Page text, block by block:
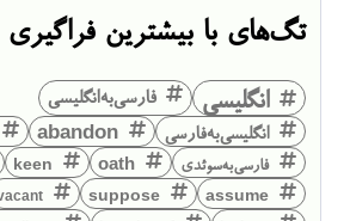
تگ‌های با بیشترین فراگیری
انگلیسی
فارسی‌به‌انگلیسی
انگلیسی‌به‌فارسی
abandon
فارسی‌به‌سوئدی oath
keen
assume
suppose